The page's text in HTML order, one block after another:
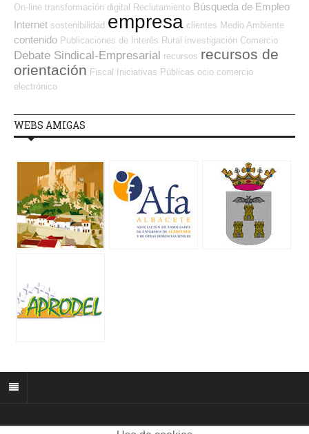
On-line transformación digital Reclutamiento Búsqueda de Empleo
Internet sostenibilidad empresa clientes Medio Ambiente
contenido Publicaciones de Interés Rural investigación Comercio
Debate Sindical-Empresarial recursos recursos de
orientación Fiscal Iniciativas Públicas ocio comercio
electrónico
WEBS AMIGAS